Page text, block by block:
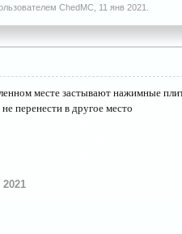
ChedMC 11 янв 2021
месте застывают нажимные
перенести в другое место
2021